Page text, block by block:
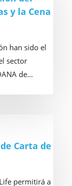
y la Cena
han sido el
sector
de…
Carta de
permitirá a